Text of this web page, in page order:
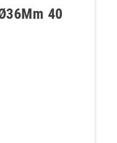
40